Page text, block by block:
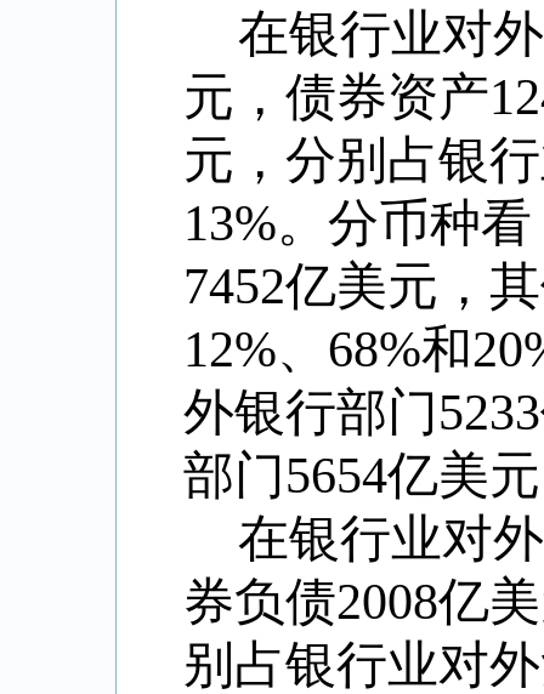
在银行业对
元，债券资产
元，分别占银
13%。分币种
7452亿美元，
12%、68%和
外银行部门
部门5654亿美
在银行业对
券负债2008亿
别占银行业对